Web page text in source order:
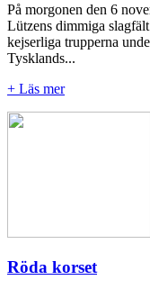
På morgonen den 6
Lützens dimmiga
kejserliga trupperna
Tysklands...
+ Läs mer
Röda korset